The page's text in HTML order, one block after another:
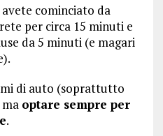
cominciato da
per circa 15 minuti e
da 5 minuti (e magari
di auto (soprattutto
optare sempre per
.